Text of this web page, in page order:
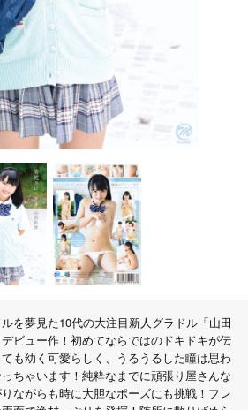
を夢見た10代の大注目新人グラドル「山田
ビュー作！初めてならではのドキドキが伝
も幼く可愛らしく、うるうるした瞳は思わ
ちゃいます！純粋なまでに頑張り屋さんな
ながらも時に大胆なポーズにも挑戦！フレ